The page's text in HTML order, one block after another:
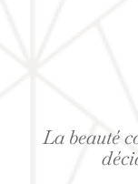
La beauté